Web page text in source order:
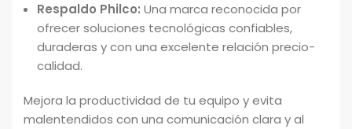
Respaldo Philco: Una marca reconocida por
ofrecer soluciones tecnológicas confiables,
duraderas y con una excelente relación precio-
calidad.
Mejora la productividad de tu equipo y evita
malentendidos con una comunicación clara y al